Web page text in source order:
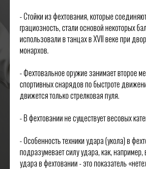
- Стойки из фехтования, которые
грациозность, стали основой некоторых
использовали в танцах в XVII веке при
монархов.
- Фехтовальное оружие занимает второе
спортивных снарядов по быстроте
движется только стрелковая пуля.
- В фехтовании не существует весовых
- Особенность техники удара (укола) в
подразумевает силу удара, как, например,
удара в фехтовании - это показатель